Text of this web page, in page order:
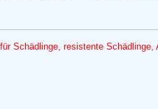
Schädlinge, resistente Schädlinge,